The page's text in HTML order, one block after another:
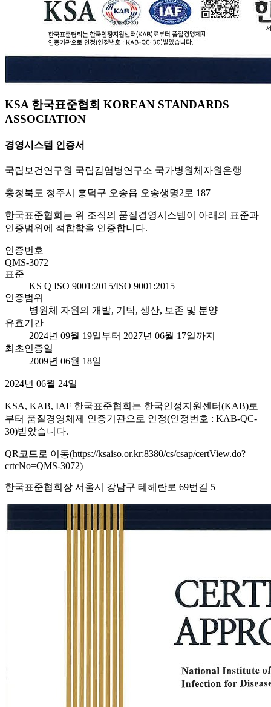
KSA 한국표준협회 KOREAN STANDARDS
ASSOCIATION
경영시스템 인증서
국립보건연구원 국립감염병연구소 국가병원체자원은행
충청북도 청주시 흥덕구 오송읍 오송생명2로 187
한국표준협회는 위 조직의 품질경영시스템이 아래의 표준과
인증범위에 적합함을 인증합니다.
인증번호
QMS-3072
표준
KS Q ISO 9001:2015/ISO 9001:2015
인증범위
병원체 자원의 개발, 기탁, 생산, 보존 및 분양
유효기간
2024년 09월 19일부터 2027년 06월 17일까지
최초인증일
2009년 06월 18일
2024년 06월 24일
KSA, KAB, IAF 한국표준협회는 한국인정지원센터(KAB)로
부터 품질경영체제 인증기관으로 인정(인정번호 : KAB-QC-
30)받았습니다.
QR코드로 이동(https://ksaiso.or.kr:8380/cs/csap/certView.do?
crtcNo=QMS-3072)
한국표준협회장 서울시 강남구 테헤란로 69번길 5